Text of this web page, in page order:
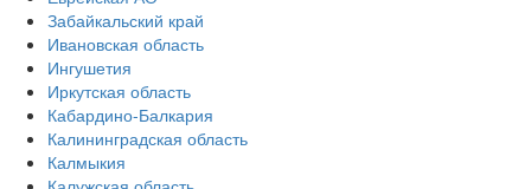
Забайкальский край
Ивановская область
Ингушетия
Иркутская область
Кабардино-Балкария
Калининградская область
Калмыкия